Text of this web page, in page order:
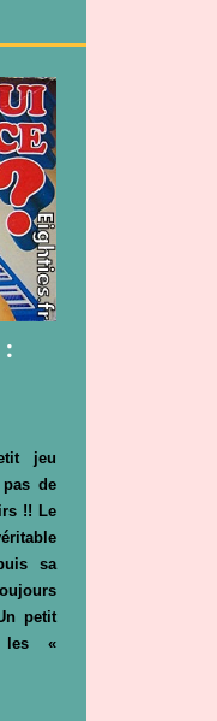
jeu
de
!! Le
sa
petit
les «